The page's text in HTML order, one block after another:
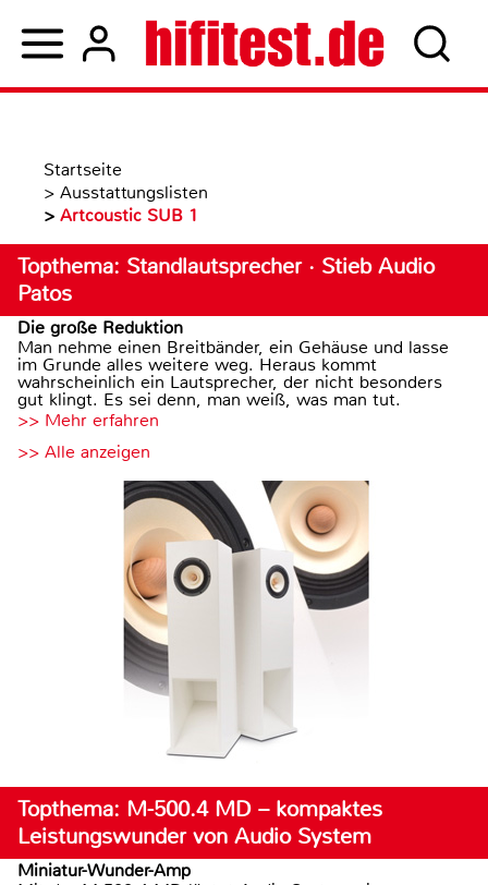
Startseite
> Ausstattungslisten
> Artcoustic SUB 1
Topthema: Standlautsprecher · Stieb Audio
Patos
Die große Reduktion
Man nehme einen Breitbänder, ein Gehäuse und lasse
im Grunde alles weitere weg. Heraus kommt
wahrscheinlich ein Lautsprecher, der nicht besonders
gut klingt. Es sei denn, man weiß, was man tut.
>> Mehr erfahren
>> Alle anzeigen
Topthema: M-500.4 MD – kompaktes
Leistungswunder von Audio System
Miniatur-Wunder-Amp